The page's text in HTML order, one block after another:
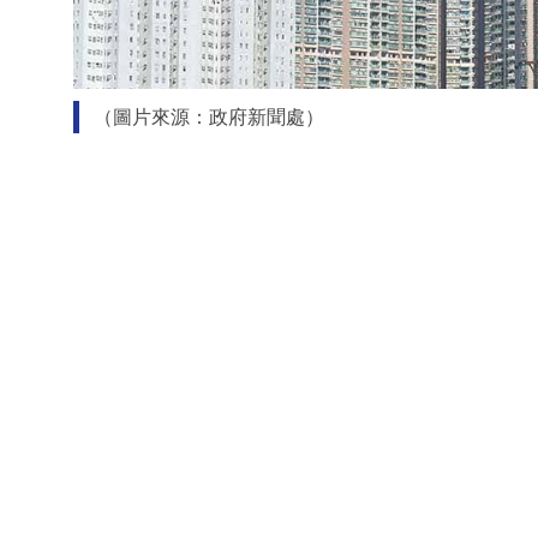
（圖片來源：政府新聞處）